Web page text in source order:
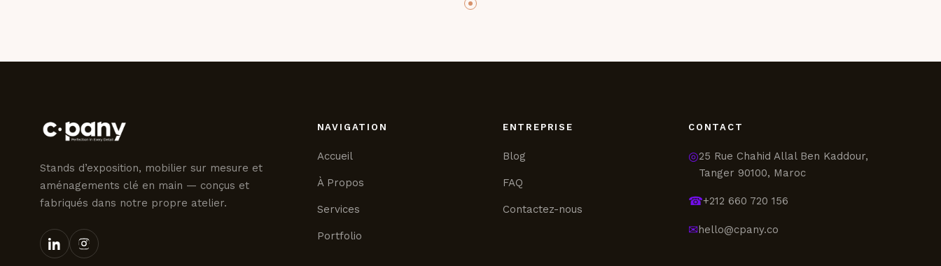
Stands d’exposition, mobilier sur mesure et
aménagements clé en main — conçus et
fabriqués dans notre propre atelier.
NAVIGATION
Accueil
À Propos
Services
Portfolio
ENTREPRISE
Blog
FAQ
Contactez-nous
CONTACT
◎25 Rue Chahid Allal Ben Kaddour,
Tanger 90100, Maroc
☎+212 660 720 156
✉hello@cpany.co